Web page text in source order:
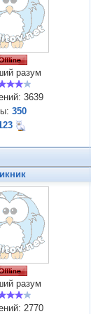
разум
3639
350
разум
2770